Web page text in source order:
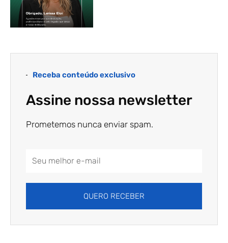
Receba conteúdo exclusivo
Assine nossa newsletter
Prometemos nunca enviar spam.
QUERO RECEBER